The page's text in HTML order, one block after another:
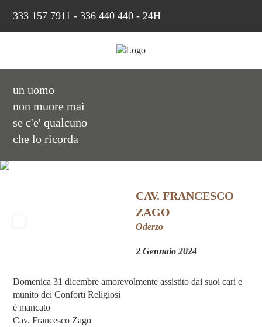
333 157 7911 - 336 440 440 - 24H
un uomo
non muore mai
se c'e' qualcuno
che lo ricorda
CAV. FRANCESCO
ZAGO
Oderzo
2 Gennaio 2024
Domenica 31 dicembre amorevolmente assistito dai suoi cari e
munito dei Conforti Religiosi
è mancato
Cav. Francesco Zago